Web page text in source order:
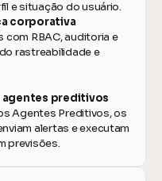
e situação do usuário.
corporativa
com RBAC, auditoria e
rastreabilidade e
agentes preditivos
Agentes Preditivos, os
alertas e executam
previsões.